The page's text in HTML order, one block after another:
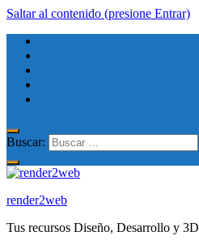
Saltar al contenido (presione Entrar)
Buscar:
render2web
Tus recursos Diseño, Desarrollo y 3D